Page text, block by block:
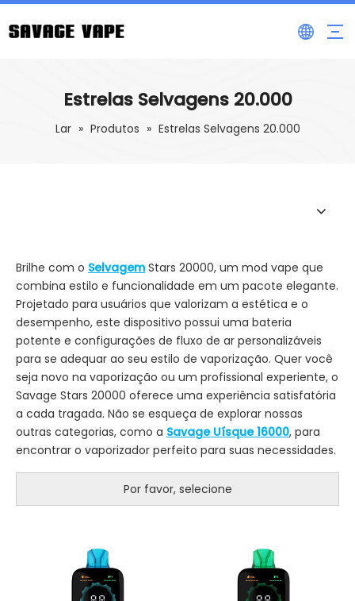
Estrelas Selvagens 20.000
Lar » Produtos » Estrelas Selvagens 20.000
Brilhe com o Selvagem Stars 20000, um mod vape que
combina estilo e funcionalidade em um pacote elegante.
Projetado para usuários que valorizam a estética e o
desempenho, este dispositivo possui uma bateria
potente e configurações de fluxo de ar personalizáveis ​​
para se adequar ao seu estilo de vaporização. Quer você
seja novo na vaporização ou um profissional experiente, o
Savage Stars 20000 oferece uma experiência satisfatória
a cada tragada. Não se esqueça de explorar nossas
outras categorias, como a Savage Uísque 16000, para
encontrar o vaporizador perfeito para suas necessidades.
Por favor, selecione